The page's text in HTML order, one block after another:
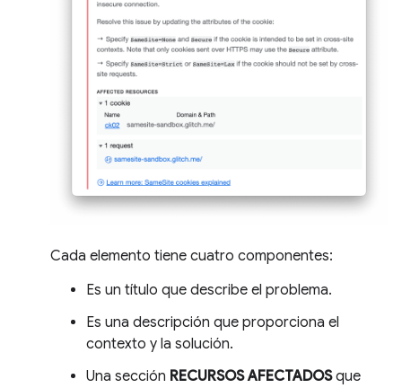
Cada elemento tiene cuatro componentes:
Es un título que describe el problema.
Es una descripción que proporciona el
contexto y la solución.
Una sección RECURSOS AFECTADOSque